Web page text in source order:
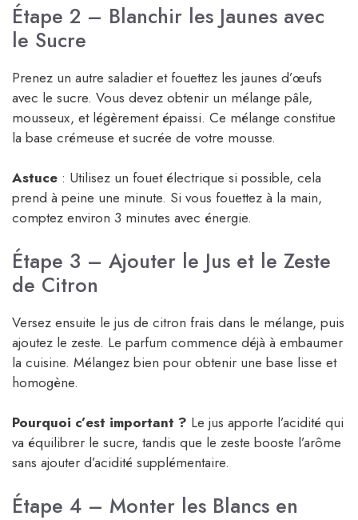
Étape 2 – Blanchir les Jaunes avec
le Sucre
Prenez un autre saladier et fouettez les jaunes d’œufs
avec le sucre. Vous devez obtenir un mélange pâle,
mousseux, et légèrement épaissi. Ce mélange constitue
la base crémeuse et sucrée de votre mousse.
Astuce : Utilisez un fouet électrique si possible, cela
prend à peine une minute. Si vous fouettez à la main,
comptez environ 3 minutes avec énergie.
Étape 3 – Ajouter le Jus et le Zeste
de Citron
Versez ensuite le jus de citron frais dans le mélange, puis
ajoutez le zeste. Le parfum commence déjà à embaumer
la cuisine. Mélangez bien pour obtenir une base lisse et
homogène.
Pourquoi c’est important ? Le jus apporte l’acidité qui
va équilibrer le sucre, tandis que le zeste booste l’arôme
sans ajouter d’acidité supplémentaire.
Étape 4 – Monter les Blancs en